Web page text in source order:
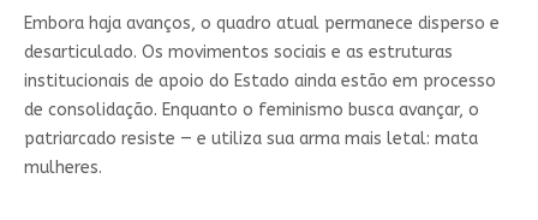
Embora haja avanços, o quadro atual permanece disperso e
desarticulado. Os movimentos sociais e as estruturas
institucionais de apoio do Estado ainda estão em processo
de consolidação. Enquanto o feminismo busca avançar, o
patriarcado resiste — e utiliza sua arma mais letal: mata
mulheres.